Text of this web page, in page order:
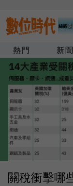
熱門 新聞
關稅衝擊哪